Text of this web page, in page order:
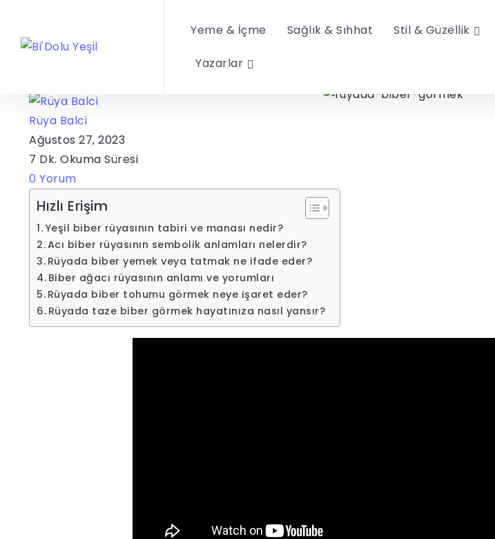
Yeme & İçme Sağlık & Sıhhat Stil & Güzellik
Yazarlar
Rüyada Biber Görmek
Ne Anlama Gelir?
Rüya Balci
Ağustos 27, 2023
7 Dk. Okuma Süresi
0 Yorum
Hızlı Erişim
Yeşil biber rüyasının tabiri ve manası nedir?
Acı biber rüyasının sembolik anlamları nelerdir?
Rüyada biber yemek veya tatmak ne ifade eder?
Biber ağacı rüyasının anlamı ve yorumları
Rüyada biber tohumu görmek neye işaret eder?
Rüyada taze biber görmek hayatınıza nasıl yansır?